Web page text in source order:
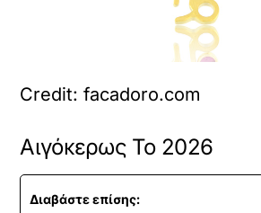
Credit: facadoro.com
Αιγόκερως Το 2026
Διαβάστε επίσης: